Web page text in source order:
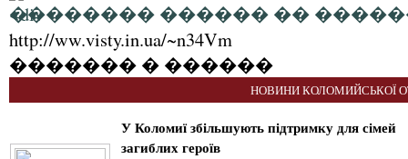
�������� ������ ��
http://ww.visty.in.ua/~n34Vm
������� � ������
НОВИНИ КОЛОМИЙСЬКОЇ
У Коломиї збільшують підтримку для сімей
загиблих героїв